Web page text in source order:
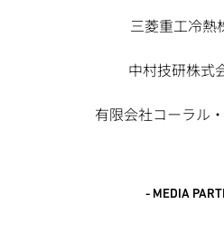
三菱重工冷熱
中村技研株式
有限会社コーラル
- MEDIA